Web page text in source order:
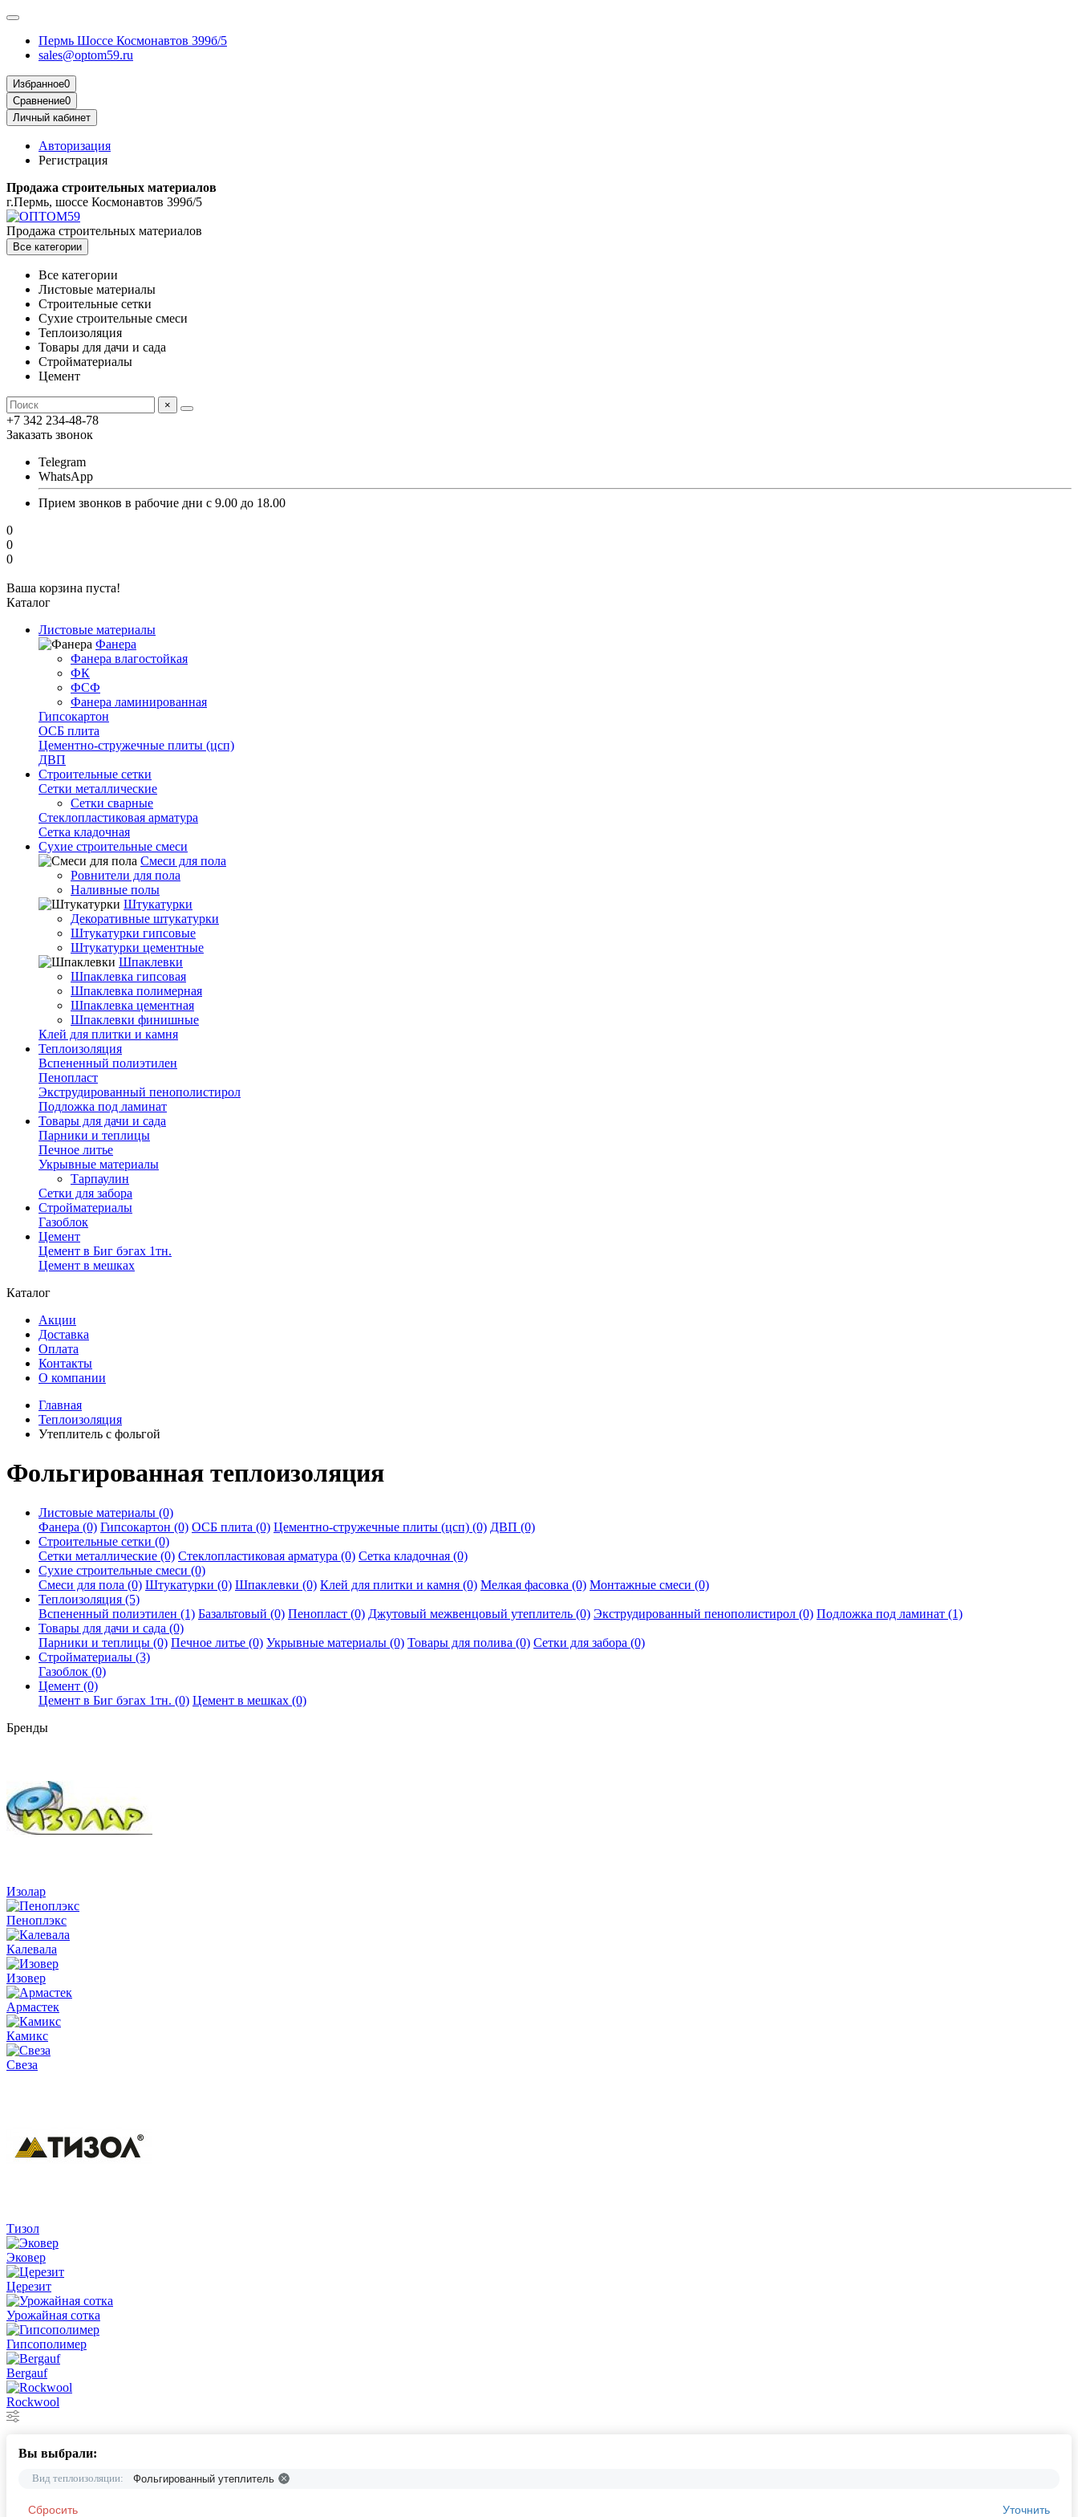
Пермь Шоссе Космонавтов 399б/5
sales@optom59.ru
Избранное0
Сравнение0
Личный кабинет
Авторизация
Регистрация
Продажа строительных материалов
г.Пермь, шоссе Космонавтов 399б/5
Продажа строительных материалов
Все категории
Все категории
Листовые материалы
Строительные сетки
Сухие строительные смеси
Теплоизоляция
Товары для дачи и сада
Стройматериалы
Цемент
×
+7 342 234-48-78
Заказать звонок
Telegram
WhatsApp
Прием звонков в рабочие дни с 9.00 до 18.00
0
0
0
Ваша корзина пуста!
Каталог
Листовые материалы
Фанера
Фанера влагостойкая
ФК
ФСФ
Фанера ламинированная
Гипсокартон
ОСБ плита
Цементно-стружечные плиты (цсп)
ДВП
Строительные сетки
Сетки металлические
Сетки сварные
Стеклопластиковая арматура
Сетка кладочная
Сухие строительные смеси
Смеси для пола
Ровнители для пола
Наливные полы
Штукатурки
Декоративные штукатурки
Штукатурки гипсовые
Штукатурки цементные
Шпаклевки
Шпаклевка гипсовая
Шпаклевка полимерная
Шпаклевка цементная
Шпаклевки финишные
Клей для плитки и камня
Теплоизоляция
Вспененный полиэтилен
Пенопласт
Экструдированный пенополистирол
Подложка под ламинат
Товары для дачи и сада
Парники и теплицы
Печное литье
Укрывные материалы
Тарпаулин
Сетки для забора
Стройматериалы
Газоблок
Цемент
Цемент в Биг бэгах 1тн.
Цемент в мешках
Каталог
Акции
Доставка
Оплата
Контакты
О компании
Главная
Теплоизоляция
Утеплитель с фольгой
Фольгированная теплоизоляция
Листовые материалы (0)
Фанера (0) Гипсокартон (0) ОСБ плита (0) Цементно-стружечные плиты (цсп) (0) ДВП (0)
Строительные сетки (0)
Сетки металлические (0) Стеклопластиковая арматура (0) Сетка кладочная (0)
Сухие строительные смеси (0)
Смеси для пола (0) Штукатурки (0) Шпаклевки (0) Клей для плитки и камня (0) Мелкая фасовка (0) Монтажные смеси (0)
Теплоизоляция (5)
Вспененный полиэтилен (1) Базальтовый (0) Пенопласт (0) Джутовый межвенцовый утеплитель (0) Экструдированный пенополистирол (0) Подложка под ламинат (1)
Товары для дачи и сада (0)
Парники и теплицы (0) Печное литье (0) Укрывные материалы (0) Товары для полива (0) Сетки для забора (0)
Стройматериалы (3)
Газоблок (0)
Цемент (0)
Цемент в Биг бэгах 1тн. (0) Цемент в мешках (0)
Бренды
Изолар
Пеноплэкс
Калевала
Изовер
Армастек
Камикс
Свеза
Тизол
Эковер
Церезит
Урожайная сотка
Гипсополимер
Bergauf
Rockwool
Вы выбрали:
Вид теплоизоляции: Фольгированный утеплитель
Сбросить Уточнить